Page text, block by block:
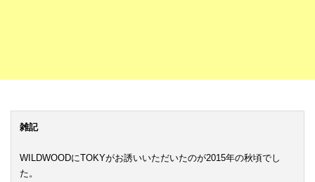
雑記
WILDWOODにTOKYがお誘いいただいたのが2015年の秋頃でし
た。